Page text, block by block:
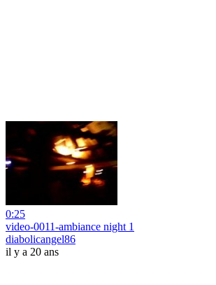
0:25
video-0011-ambiance night 1
diabolicangel86
il y a 20 ans